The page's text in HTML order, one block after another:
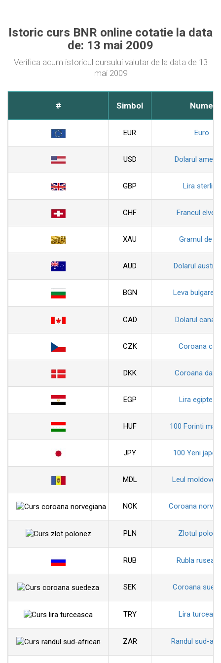
Istoric curs BNR online cotatie la data
de: 13 mai 2009
Verifica acum istoricul cursului valutar de la data de 13
mai 2009
# Simbol Nume
EUR Euro
USD Dolarul
GBP Lira sterlina
CHF Francul
XAU Gramul de
AUD Dolarul
BGN Leva
CAD Dolarul
CZK Coroana
DKK Coroana
EGP Lira
HUF 100 Forinti
JPY 100 Yeni
MDL Leul
NOK Coroana
PLN Zlotul
RUB Rubla
SEK Coroana
TRY Lira
ZAR Randul sud-